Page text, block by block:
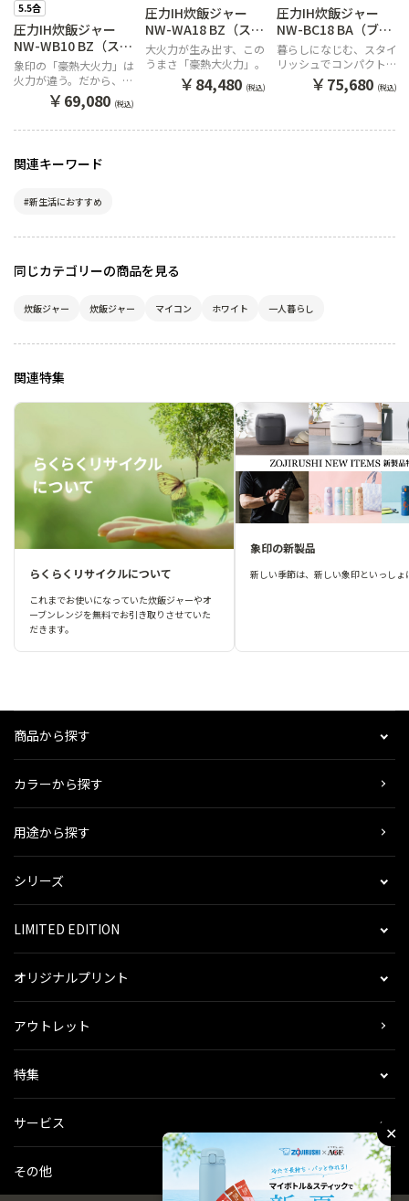
5.5合
圧力IH炊飯ジャー
NW-WB10 BZ（スレ
ートブラック）
象印の「豪熱大火力」は
火力が違う。だから、う
￥69,080 (税込)
圧力IH炊飯ジャー
NW-WA18 BZ（スレ
ートブラック）
大火力が生み出す、この
うまさ「豪熱大火力」。
￥84,480 (税込)
圧力IH炊飯ジャー
NW-BC18 BA（ブラ
ック）
暮らしになじむ、スタイ
リッシュでコンパクトな
デザイン。
￥75,680 (税込)
関連キーワード
#新生活におすすめ
同じカテゴリーの商品を見る
炊飯ジャー 炊飯ジャー マイコン ホワイト 一人暮らし
関連特集
らくらくリサイクルについて
これまでお使いになっていた炊飯ジャーやオ
ーブンレンジを無料でお引き取りさせていた
だきます。
象印の新製品
新しい季節は、新しい象印といっしょ
商品から探す
カラーから探す
用途から探す
シリーズ
LIMITED EDITION
オリジナルプリント
アウトレット
特集
サービス
その他
✕